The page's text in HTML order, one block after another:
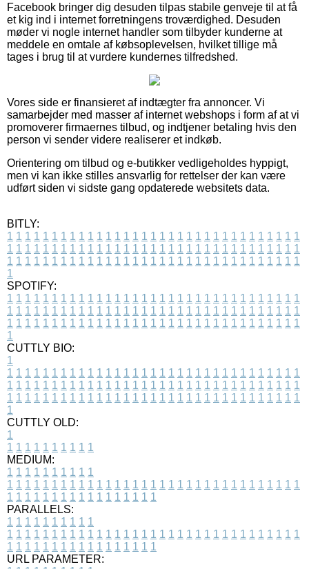
Facebook bringer dig desuden tilpas stabile genveje til at få
et kig ind i internet forretningens troværdighed. Desuden
møder vi nogle internet handler som tilbyder kunderne at
meddele en omtale af købsoplevelsen, hvilket tillige må
tages i brug til at vurdere kundernes tilfredshed.
Vores side er finansieret af indtægter fra annoncer. Vi
samarbejder med masser af internet webshops i form af at vi
promoverer firmaernes tilbud, og indtjener betaling hvis den
person vi sender videre realiserer et indkøb.
Orientering om tilbud og e-butikker vedligeholdes hyppigt,
men vi kan ikke stilles ansvarlig for rettelser der kan være
udført siden vi sidste gang opdaterede websitets data.
BITLY:
1 1 1 1 1 1 1 1 1 1 1 1 1 1 1 1 1 1 1 1 1 1 1 1 1 1 1 1 1 1 1 1 1
1 1 1 1 1 1 1 1 1 1 1 1 1 1 1 1 1 1 1 1 1 1 1 1 1 1 1 1 1 1 1 1 1
1 1 1 1 1 1 1 1 1 1 1 1 1 1 1 1 1 1 1 1 1 1 1 1 1 1 1 1 1 1 1 1 1
1
SPOTIFY:
1 1 1 1 1 1 1 1 1 1 1 1 1 1 1 1 1 1 1 1 1 1 1 1 1 1 1 1 1 1 1 1 1
1 1 1 1 1 1 1 1 1 1 1 1 1 1 1 1 1 1 1 1 1 1 1 1 1 1 1 1 1 1 1 1 1
1 1 1 1 1 1 1 1 1 1 1 1 1 1 1 1 1 1 1 1 1 1 1 1 1 1 1 1 1 1 1 1 1
1
CUTTLY BIO:
1
1 1 1 1 1 1 1 1 1 1 1 1 1 1 1 1 1 1 1 1 1 1 1 1 1 1 1 1 1 1 1 1 1
1 1 1 1 1 1 1 1 1 1 1 1 1 1 1 1 1 1 1 1 1 1 1 1 1 1 1 1 1 1 1 1 1
1 1 1 1 1 1 1 1 1 1 1 1 1 1 1 1 1 1 1 1 1 1 1 1 1 1 1 1 1 1 1 1 1
1
CUTTLY OLD:
1
1 1 1 1 1 1 1 1 1 1
MEDIUM:
1 1 1 1 1 1 1 1 1 1
1 1 1 1 1 1 1 1 1 1 1 1 1 1 1 1 1 1 1 1 1 1 1 1 1 1 1 1 1 1 1 1 1
1 1 1 1 1 1 1 1 1 1 1 1 1 1 1 1 1
PARALLELS:
1 1 1 1 1 1 1 1 1 1
1 1 1 1 1 1 1 1 1 1 1 1 1 1 1 1 1 1 1 1 1 1 1 1 1 1 1 1 1 1 1 1 1
1 1 1 1 1 1 1 1 1 1 1 1 1 1 1 1 1
URL PARAMETER: